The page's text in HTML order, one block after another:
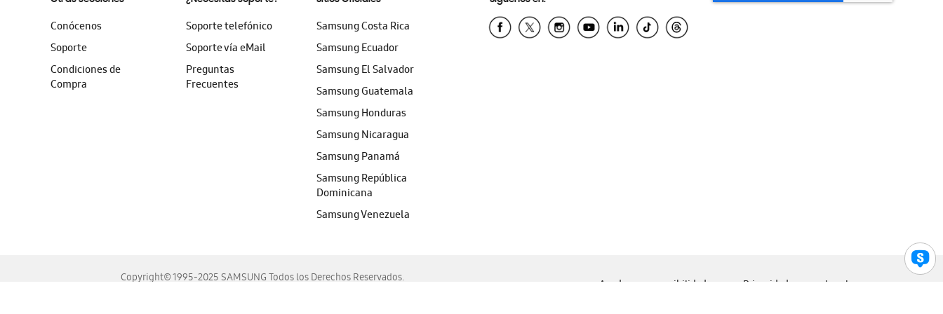
Conócenos
Soporte
Condiciones de
Compra
Soporte telefónico
Soporte vía eMail
Preguntas
Frecuentes
Samsung Costa Rica
Samsung Ecuador
Samsung El Salvador
Samsung Guatemala
Samsung Honduras
Samsung Nicaragua
Samsung Panamá
Samsung República
Dominicana
Samsung Venezuela
Copyright© 1995-2025 SAMSUNG Todos los Derechos Reservados.
Ayuda para accesibilidad Privacidad Legal